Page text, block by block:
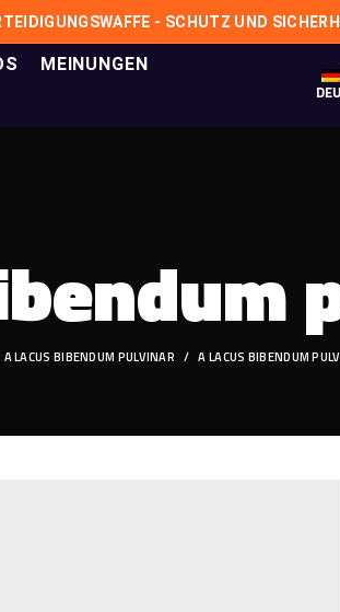
- SCHUTZ UND
MEINUNGEN
A LACUS BIBENDUM PULVINAR A LACUS BIBENDUM